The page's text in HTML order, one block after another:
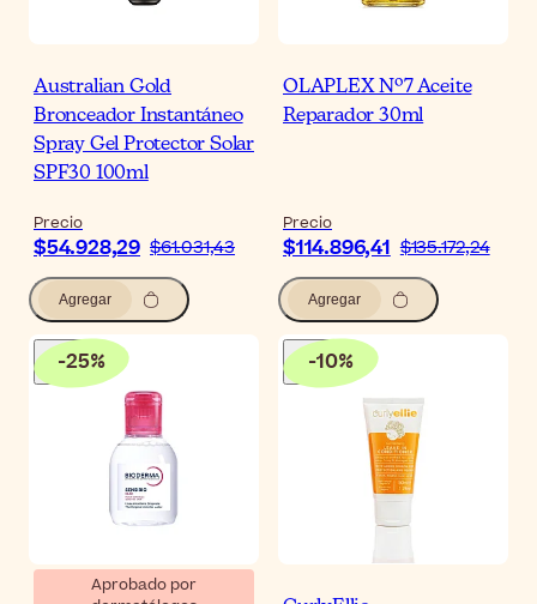
Australian Gold
Bronceador Instantáneo
Spray Gel Protector Solar
SPF30 100ml
Precio
$54.928,29 $61.031,43
Agregar
OLAPLEX Nº7 Aceite
Reparador 30ml
Precio
$114.896,41 $135.172,24
Agregar
-25%
Aprobado por
-10%